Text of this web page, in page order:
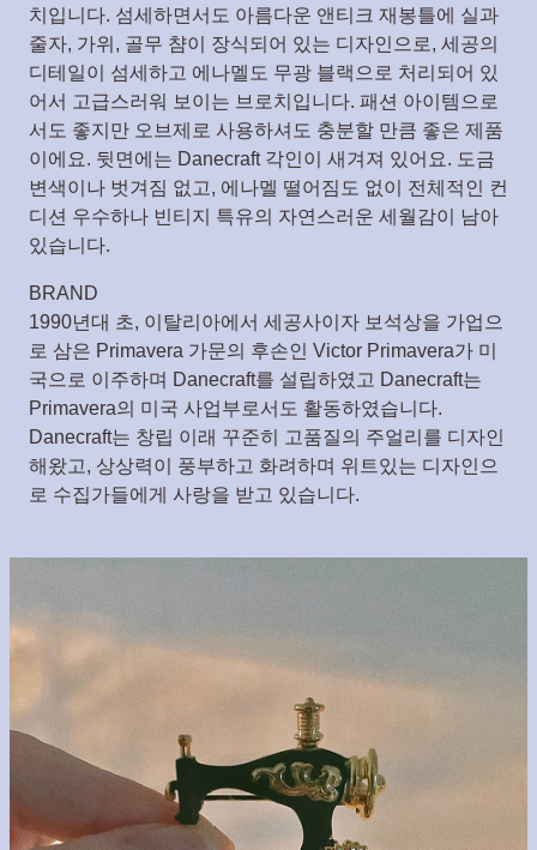
치입니다. 섬세하면서도 아름다운 앤티크 재봉틀에 실과
줄자, 가위, 골무 챰이 장식되어 있는 디자인으로, 세공의
디테일이 섬세하고 에나멜도 무광 블랙으로 처리되어 있
어서 고급스러워 보이는 브로치입니다. 패션 아이템으로
서도 좋지만 오브제로 사용하셔도 충분할 만큼 좋은 제품
이에요. 뒷면에는 Danecraft 각인이 새겨져 있어요. 도금
변색이나 벗겨짐 없고, 에나멜 떨어짐도 없이 전체적인 컨
디션 우수하나 빈티지 특유의 자연스러운 세월감이 남아
있습니다.
BRAND
1990년대 초, 이탈리아에서 세공사이자 보석상을 가업으
로 삼은 Primavera 가문의 후손인 Victor Primavera가 미
국으로 이주하며 Danecraft를 설립하였고 Danecraft는
Primavera의 미국 사업부로서도 활동하였습니다.
Danecraft는 창립 이래 꾸준히 고품질의 주얼리를 디자인
해왔고, 상상력이 풍부하고 화려하며 위트있는 디자인으
로 수집가들에게 사랑을 받고 있습니다.